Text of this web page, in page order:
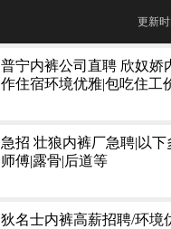
更新时
普宁内裤公司直聘 欣奴娇
作住宿环境优雅|包吃住工
急招 壮狼内裤厂急聘|以
师傅|露骨|后道等
狄名士内裤高薪招聘/环境